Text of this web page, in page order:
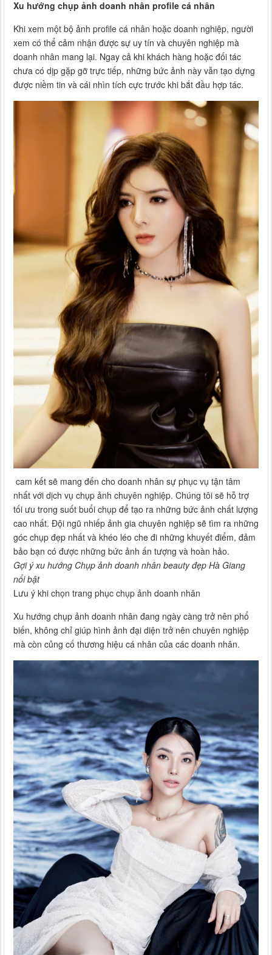
Xu hướng chụp ảnh doanh nhân profile cá nhân
Khi xem một bộ ảnh profile cá nhân hoặc doanh nghiệp, người
xem có thể cảm nhận được sự uy tín và chuyên nghiệp mà
doanh nhân mang lại. Ngay cả khi khách hàng hoặc đối tác
chưa có dịp gặp gỡ trực tiếp, những bức ảnh này vẫn tạo dựng
được niềm tin và cái nhìn tích cực trước khi bắt đầu hợp tác.
cam kết sẽ mang đến cho doanh nhân sự phục vụ tận tâm
nhất với dịch vụ chụp ảnh chuyên nghiệp. Chúng tôi sẽ hỗ trợ
tối ưu trong suốt buổi chụp để tạo ra những bức ảnh chất lượng
cao nhất. Đội ngũ nhiếp ảnh gia chuyên nghiệp sẽ tìm ra những
góc chụp đẹp nhất và khéo léo che đi những khuyết điểm, đảm
bảo bạn có được những bức ảnh ấn tượng và hoàn hảo.
Gợi ý xu hướng Chụp ảnh doanh nhân beauty đẹp Hà Giang
nổi bật
Lưu ý khi chọn trang phục chụp ảnh doanh nhân
Xu hướng chụp ảnh doanh nhân đang ngày càng trở nên phổ
biến, không chỉ giúp hình ảnh đại diện trở nên chuyên nghiệp
mà còn củng cố thương hiệu cá nhân của các doanh nhân.